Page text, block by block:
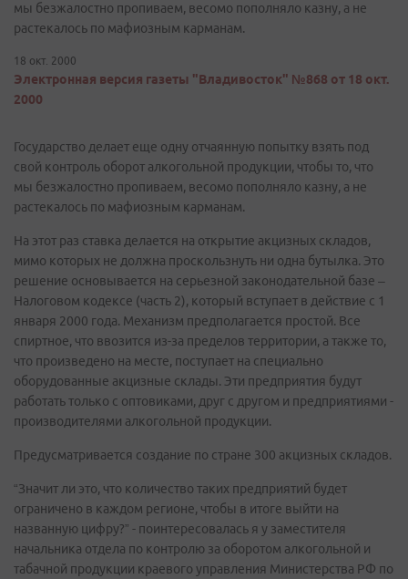
мы безжалостно пропиваем, весомо пополняло казну, а не
растекалось по мафиозным карманам.
18 окт. 2000
Электронная версия газеты "Владивосток" №868 от 18 окт.
2000
Государство делает еще одну отчаянную попытку взять под
свой контроль оборот алкогольной продукции, чтобы то, что
мы безжалостно пропиваем, весомо пополняло казну, а не
растекалось по мафиозным карманам.
На этот раз ставка делается на открытие акцизных складов,
мимо которых не должна проскользнуть ни одна бутылка. Это
решение основывается на серьезной законодательной базе –
Налоговом кодексе (часть 2), который вступает в действие с 1
января 2000 года. Механизм предполагается простой. Все
спиртное, что ввозится из-за пределов территории, а также то,
что произведено на месте, поступает на специально
оборудованные акцизные склады. Эти предприятия будут
работать только с оптовиками, друг с другом и предприятиями -
производителями алкогольной продукции.
Предусматривается создание по стране 300 акцизных складов.
“Значит ли это, что количество таких предприятий будет
ограничено в каждом регионе, чтобы в итоге выйти на
названную цифру?” - поинтересовалась я у заместителя
начальника отдела по контролю за оборотом алкогольной и
табачной продукции краевого управления Министерства РФ по